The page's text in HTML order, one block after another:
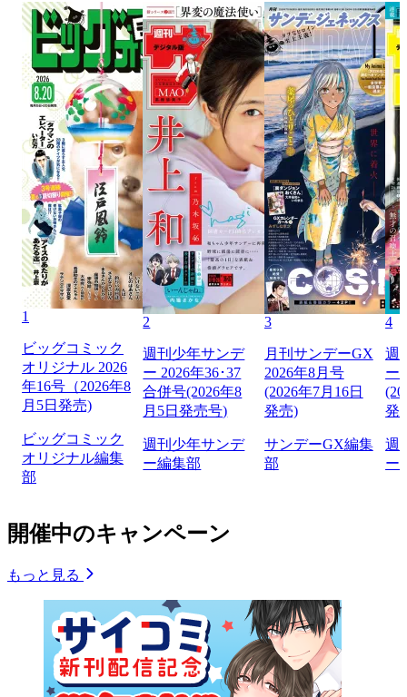
1
ビッグコミック
オリジナル 2026
年16号（2026年8
月5日発売)
ビッグコミック
オリジナル編集
部
2
週刊少年サンデ
ー 2026年36･37
合併号(2026年8
月5日発売号)
週刊少年サンデ
ー編集部
3
月刊サンデーGX
2026年8月号
(2026年7月16日
発売)
サンデーGX編集
部
4
週
ー
発
週
ー
開催中のキャンペーン
もっと見る